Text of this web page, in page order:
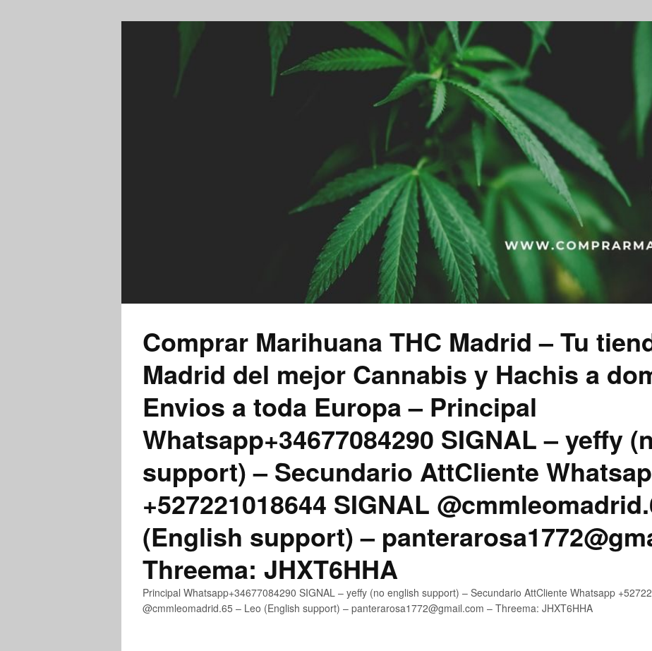
Comprar Marihuana THC Madrid – Tu
Madrid del mejor Cannabis y Hachis a
Envios a toda Europa – Principal
Whatsapp+34677084290 SIGNAL – yeffy
support) – Secundario AttCliente
+527221018644 SIGNAL
(English support) –
Threema: JHXT6HHA
Principal Whatsapp+34677084290 SIGNAL – yeffy (no english support) – Secundario AttCliente Whatsapp
@cmmleomadrid.65 – Leo (English support) – panterarosa1772@gmail.com – Threema: JHXT6HHA